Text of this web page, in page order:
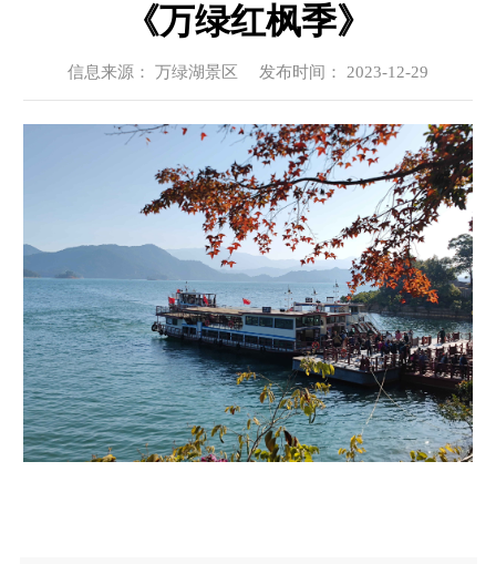
《万绿红枫季》
信息来源： 万绿湖景区 发布时间： 2023-12-29